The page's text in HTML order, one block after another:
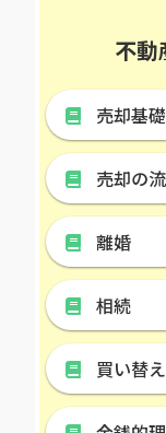
不動
売却基
売却の
離婚
相続
買い替え